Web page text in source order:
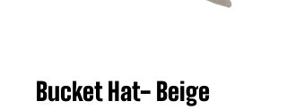
Bucket Hat- Beige